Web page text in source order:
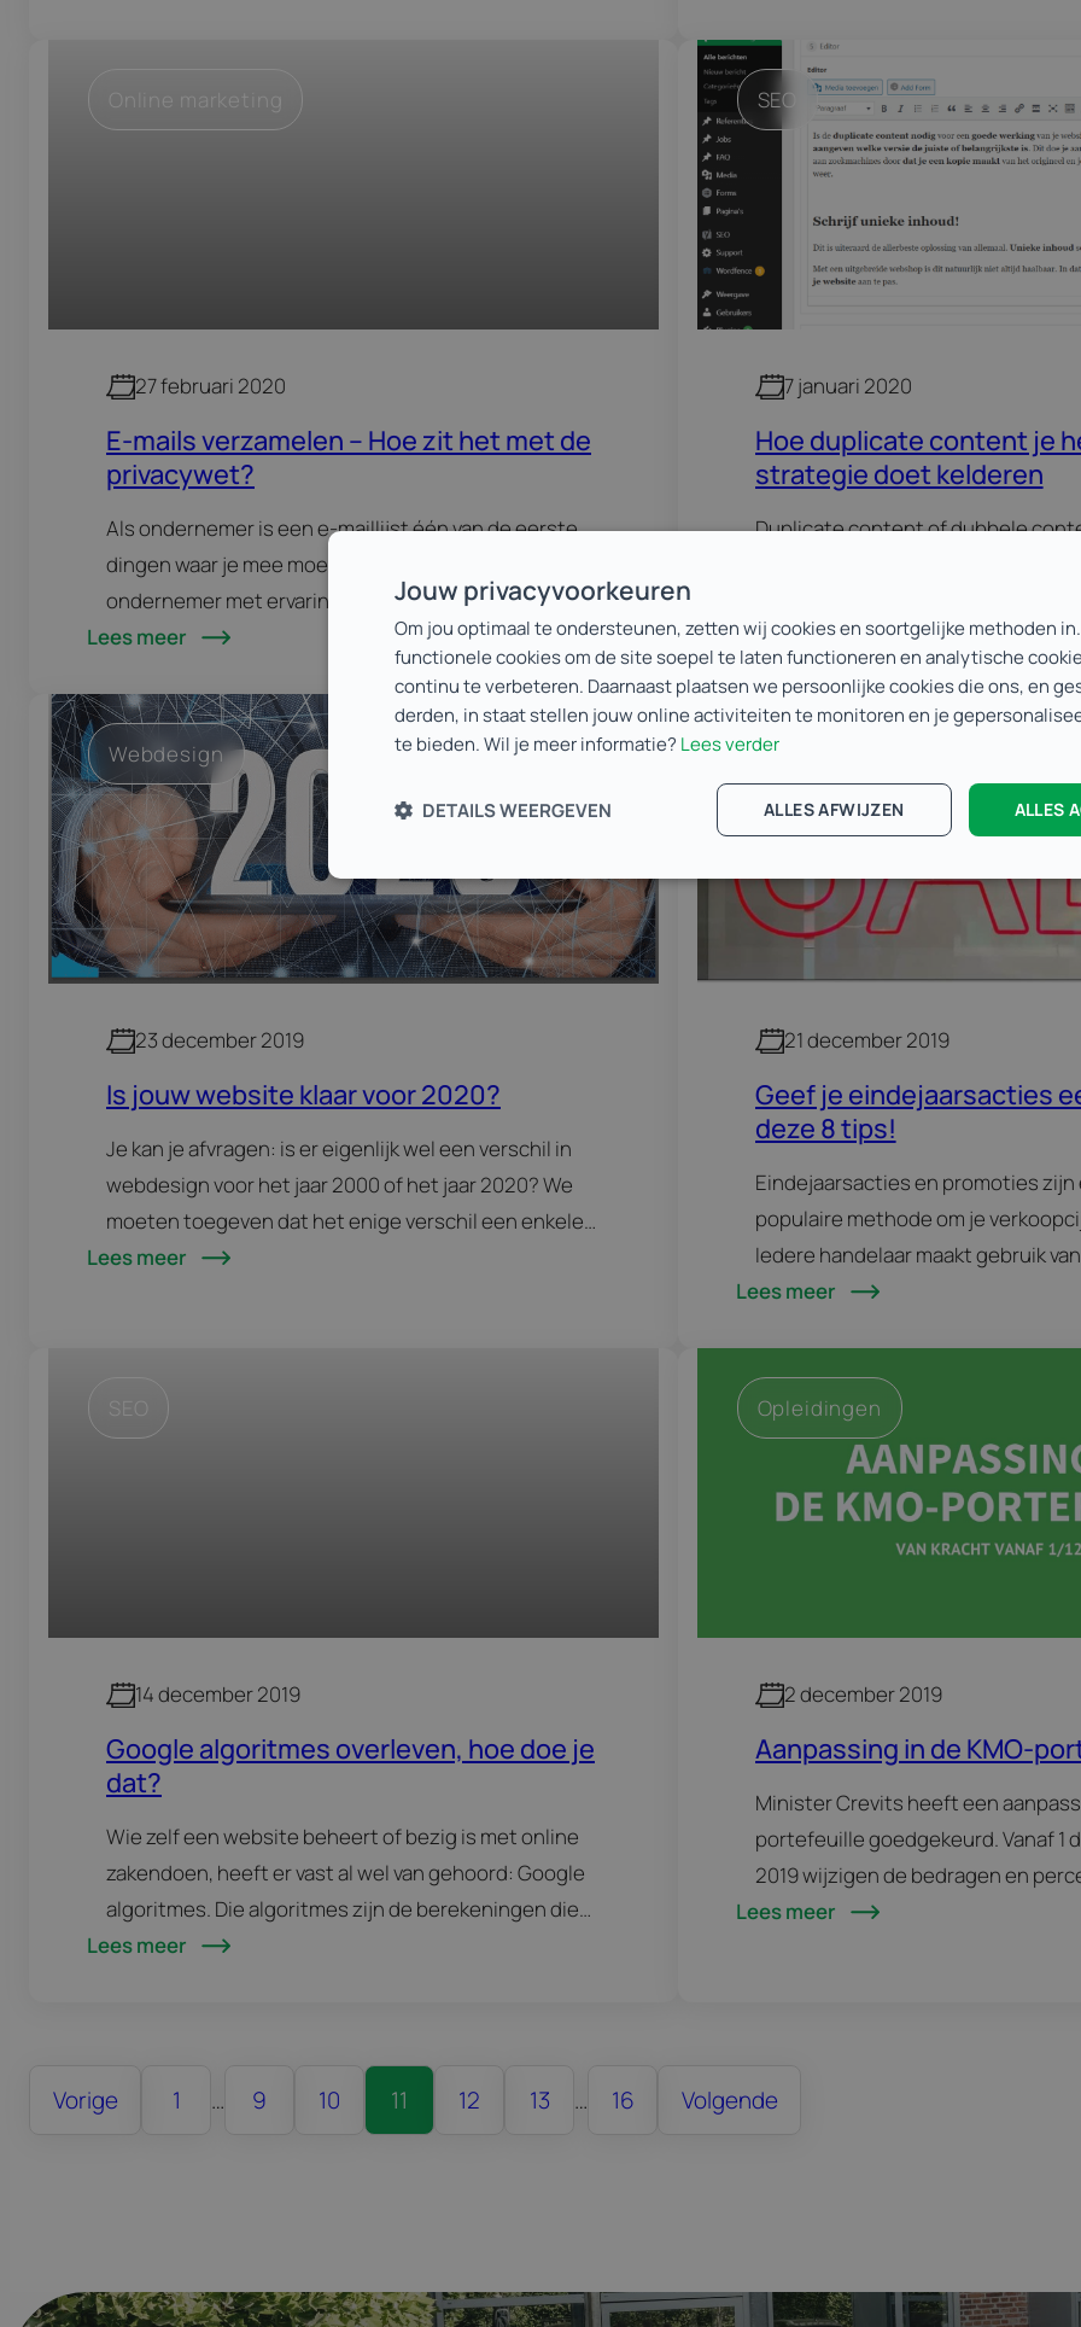
Online marketing
27 februari 2020
E-mails verzamelen – Hoe zit het met de
privacywet?
Als ondernemer is een e-maillijst één van de eerste
dingen waar je mee moet starten. Je zal het iedere
ondernemer met ervaring dan ook horen zeggen: jij
moet zo snel mogelijk beginnen…
Lees meer
SEO
7 januari 2020
Hoe duplicate content je
strategie doet kelderen
Duplicate content of dubbele
term ‘dubbele content’ betekent
content die je op jouw website…
Lees meer
Webdesign
23 december 2019
Is jouw website klaar voor 2020?
Je kan je afvragen: is er eigenlijk wel een verschil in
webdesign voor het jaar 2000 of het jaar 2020? We
moeten toegeven dat het enige verschil een enkele
‘2’ lijkt te…
Lees meer
Online marketing
21 december 2019
Geef je eindejaarsacties
deze 8 tips!
Eindejaarsacties en promoties zijn
populaire methode om je
Iedere handelaar maakt gebruik
maar maak jij ook optimaal gebruik
Lees meer
SEO
14 december 2019
Google algoritmes overleven, hoe doe je
dat?
Wie zelf een website beheert of bezig is met online
zakendoen, heeft er vast al wel van gehoord: Google
algoritmes. Die algoritmes zijn de berekeningen die
Google gebruikt om ranking en score te bepalen.…
Lees meer
Opleidingen
2 december 2019
Aanpassing in de KMO-
Minister Crevits heeft een
portefeuille goedgekeurd. Vanaf 1
2019 wijzigen de bedragen en
deze steunmaatregeling voor
Lees meer
Vorige 1 … 9 10 11 12 13 … 16 Volgende
Jouw privacyvoorkeuren
Om jou optimaal te ondersteunen, zetten wij cookies en soortgelijke methoden
functionele cookies om de site soepel te laten functioneren en analytische
continu te verbeteren. Daarnaast plaatsen we persoonlijke cookies die ons, en
derden, in staat stellen jouw online activiteiten te monitoren en je
te bieden. Wil je meer informatie? Lees verder
ALLES
ALLES AFWIJZEN
DETAILS WEERGEVEN